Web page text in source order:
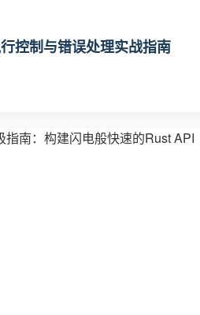
控制与错误处理实战指南